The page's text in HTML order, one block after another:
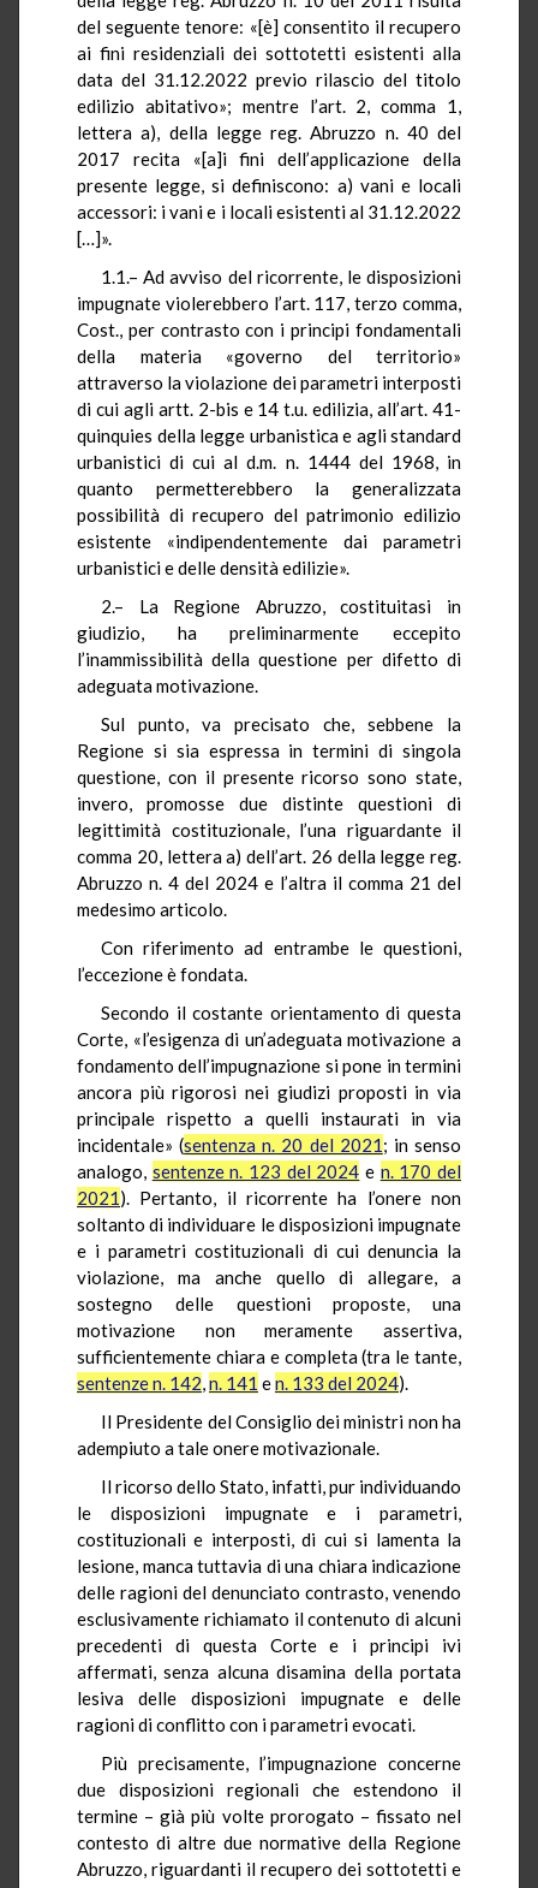
del seguente tenore: «[è] consentito il recupero
ai fini residenziali dei sottotetti esistenti alla
data del 31.12.2022 previo rilascio del titolo
edilizio abitativo»; mentre l’art. 2, comma 1,
lettera a), della legge reg. Abruzzo n. 40 del
2017 recita «[a]i fini dell’applicazione della
presente legge, si definiscono: a) vani e locali
accessori: i vani e i locali esistenti al 31.12.2022
[…]».
1.1.– Ad avviso del ricorrente, le disposizioni
impugnate violerebbero l’art. 117, terzo comma,
Cost., per contrasto con i principi fondamentali
della materia «governo del territorio»
attraverso la violazione dei parametri interposti
di cui agli artt. 2-bis e 14 t.u. edilizia, all’art. 41-
quinquies della legge urbanistica e agli standard
urbanistici di cui al d.m. n. 1444 del 1968, in
quanto permetterebbero la generalizzata
possibilità di recupero del patrimonio edilizio
esistente «indipendentemente dai parametri
urbanistici e delle densità edilizie».
2.– La Regione Abruzzo, costituitasi in
giudizio, ha preliminarmente eccepito
l’inammissibilità della questione per difetto di
adeguata motivazione.
Sul punto, va precisato che, sebbene la
Regione si sia espressa in termini di singola
questione, con il presente ricorso sono state,
invero, promosse due distinte questioni di
legittimità costituzionale, l’una riguardante il
comma 20, lettera a) dell’art. 26 della legge reg.
Abruzzo n. 4 del 2024 e l’altra il comma 21 del
medesimo articolo.
Con riferimento ad entrambe le questioni,
l’eccezione è fondata.
Secondo il costante orientamento di questa
Corte, «l’esigenza di un’adeguata motivazione a
fondamento dell’impugnazione si pone in termini
ancora più rigorosi nei giudizi proposti in via
principale rispetto a quelli instaurati in via
incidentale» (sentenza n. 20 del 2021; in senso
analogo, sentenze n. 123 del 2024 e n. 170 del
2021). Pertanto, il ricorrente ha l’onere non
soltanto di individuare le disposizioni impugnate
e i parametri costituzionali di cui denuncia la
violazione, ma anche quello di allegare, a
sostegno delle questioni proposte, una
motivazione non meramente assertiva,
sufficientemente chiara e completa (tra le tante,
sentenze n. 142,n. 141 en. 133 del 2024).
Il Presidente del Consiglio dei ministri non ha
adempiuto a tale onere motivazionale.
Il ricorso dello Stato, infatti, pur individuando
le disposizioni impugnate e i parametri,
costituzionali e interposti, di cui si lamenta la
lesione, manca tuttavia di una chiara indicazione
delle ragioni del denunciato contrasto, venendo
esclusivamente richiamato il contenuto di alcuni
precedenti di questa Corte e i principi ivi
affermati, senza alcuna disamina della portata
lesiva delle disposizioni impugnate e delle
ragioni di conflitto con i parametri evocati.
Più precisamente, l’impugnazione concerne
due disposizioni regionali che estendono il
termine – già più volte prorogato – fissato nel
contesto di altre due normative della Regione
Abruzzo, riguardanti il recupero dei sottotetti e